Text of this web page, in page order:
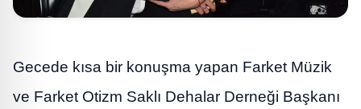
Gecede kısa bir konuşma yapan Farket Müzik
ve Farket Otizm Saklı Dehalar Derneği Başkanı